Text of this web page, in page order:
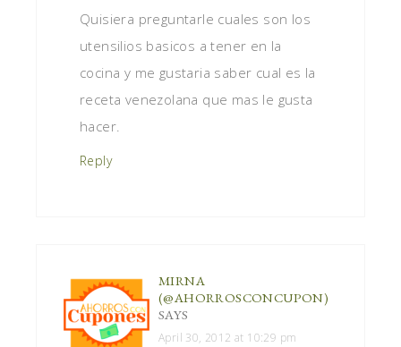
Quisiera preguntarle cuales son los
utensilios basicos a tener en la
cocina y me gustaria saber cual es la
receta venezolana que mas le gusta
hacer.
Reply
MIRNA
(@AHORROSCONCUPON)
SAYS
April 30, 2012 at 10:29 pm